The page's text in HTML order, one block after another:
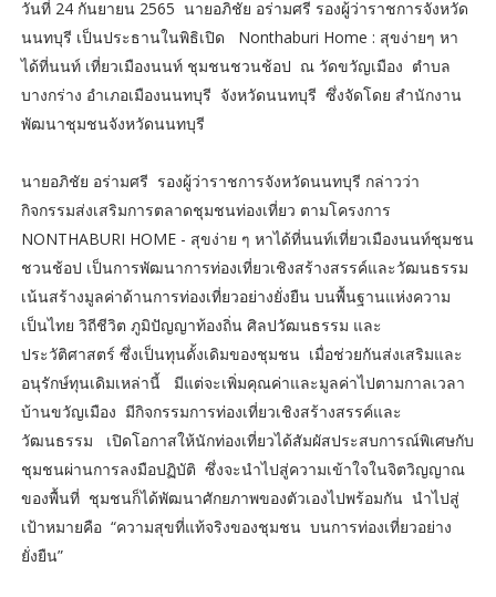
วันที่ 24 กันยายน 2565 นายอภิชัย อร่ามศรี รองผู้ว่าราชการจังหวัด
นนทบุรี เป็นประธานในพิธิเปิด Nonthaburi Home : สุขง่ายๆ หา
ได้ที่นนท์ เที่ยวเมืองนนท์ ชุมชนชวนช้อป ณ วัดขวัญเมือง ตำบล
บางกร่าง อำเภอเมืองนนทบุรี จังหวัดนนทบุรี ซึ่งจัดโดย สำนักงาน
พัฒนาชุมชนจังหวัดนนทบุรี
นายอภิชัย อร่ามศรี รองผู้ว่าราชการจังหวัดนนทบุรี กล่าวว่า
กิจกรรมส่งเสริมการตลาดชุมชนท่องเที่ยว ตามโครงการ
NONTHABURI HOME - สุขง่าย ๆ หาได้ที่นนท์เที่ยวเมืองนนท์ชุมชน
ชวนช้อป เป็นการพัฒนาการท่องเที่ยวเชิงสร้างสรรค์และวัฒนธรรม
เน้นสร้างมูลค่าด้านการท่องเที่ยวอย่างยั่งยืน บนพื้นฐานแห่งความ
เป็นไทย วิถีชีวิต ภูมิปัญญาท้องถิ่น ศิลปวัฒนธรรม และ
ประวัติศาสตร์ ซึ่งเป็นทุนดั้งเดิมของชุมชน เมื่อช่วยกันส่งเสริมและ
อนุรักษ์ทุนเดิมเหล่านี้ มีแต่จะเพิ่มคุณค่าและมูลค่าไปตามกาลเวลา
บ้านขวัญเมือง มีกิจกรรมการท่องเที่ยวเชิงสร้างสรรค์และ
วัฒนธรรม เปิดโอกาสให้นักท่องเที่ยวได้สัมผัสประสบการณ์พิเศษกับ
ชุมชนผ่านการลงมือปฏิบัติ ซึ่งจะนำไปสู่ความเข้าใจในจิตวิญญาณ
ของพื้นที่ ชุมชนก็ได้พัฒนาศักยภาพของตัวเองไปพร้อมกัน นำไปสู่
เป้าหมายคือ “ความสุขที่แท้จริงของชุมชน บนการท่องเที่ยวอย่าง
ยั่งยืน”